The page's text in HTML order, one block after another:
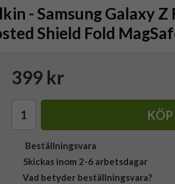
- Samsung Galaxy Z
Shield Fold
399 kr
KÖP
Beställningsvara
Skickas inom 2-6 arbetsdagar
Vad betyder beställningsvara?